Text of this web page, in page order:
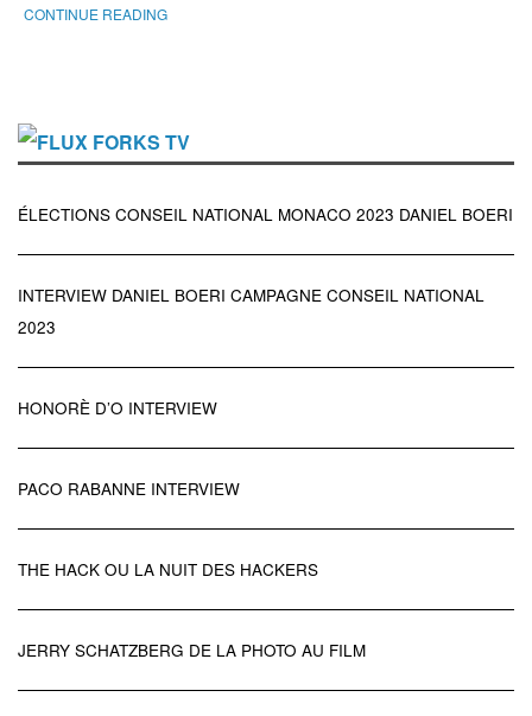
CONTINUE READING
FORKS TV
ÉLECTIONS CONSEIL NATIONAL MONACO 2023 DANIEL BOERI
INTERVIEW DANIEL BOERI CAMPAGNE CONSEIL NATIONAL
2023
HONORÈ D’O INTERVIEW
PACO RABANNE INTERVIEW
THE HACK OU LA NUIT DES HACKERS
JERRY SCHATZBERG DE LA PHOTO AU FILM